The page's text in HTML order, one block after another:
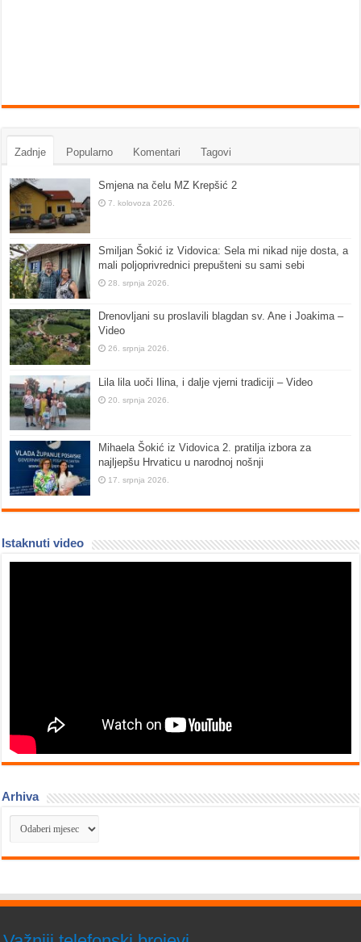
Zadnje Popularno Komentari Tagovi
Smjena na čelu MZ Krepšić 2
7. kolovoza 2026.
Smiljan Šokić iz Vidovica: Sela mi nikad nije dosta, a
mali poljoprivrednici prepušteni su sami sebi
28. srpnja 2026.
Drenovljani su proslavili blagdan sv. Ane i Joakima –
Video
26. srpnja 2026.
Lila lila uoči Ilina, i dalje vjerni tradiciji – Video
20. srpnja 2026.
Mihaela Šokić iz Vidovica 2. pratilja izbora za
najljepšu Hrvaticu u narodnoj nošnji
17. srpnja 2026.
Istaknuti video
Arhiva
Arhiva